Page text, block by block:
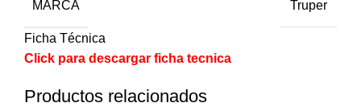
MARCA Truper
Ficha Técnica
Click para descargar ficha tecnica
Productos relacionados